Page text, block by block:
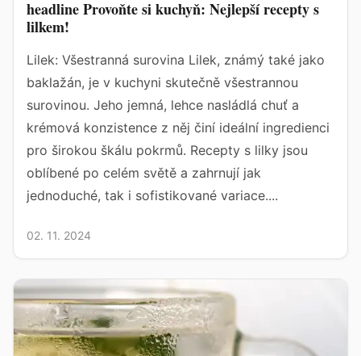
headline Provoňte si kuchyň: Nejlepší recepty s
lilkem!
Lilek: Všestranná surovina Lilek, známý také jako
baklažán, je v kuchyni skutečně všestrannou
surovinou. Jeho jemná, lehce nasládlá chuť a
krémová konzistence z něj činí ideální ingredienci
pro širokou škálu pokrmů. Recepty s lilky jsou
oblíbené po celém světě a zahrnují jak
jednoduché, tak i sofistikované variace....
02. 11. 2024